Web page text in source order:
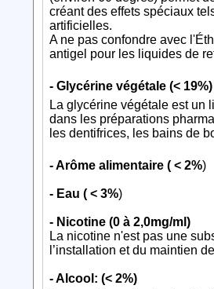
créant des effets spéciaux
artificielles.
A ne pas confondre avec
antigel pour les liquides de
- Glycérine végétale (< 19%)
La glycérine végétale est un
dans les préparations
les dentifrices, les bains de
- Arôme alimentaire ( < 2%)
- Eau ( < 3%)
- Nicotine (0 à 2,0mg/ml)
La nicotine n'est pas une
l’installation et du maintien
- Alcool: (< 2%)